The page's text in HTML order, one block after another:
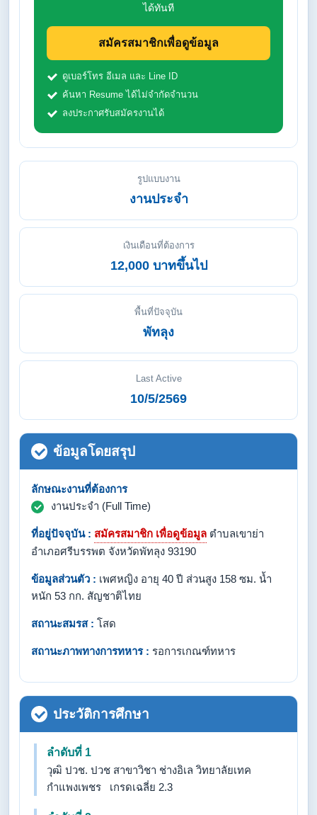
ได้ทันที
สมัครสมาชิกเพื่อดูข้อมูล
ดูเบอร์โทร อีเมล และ Line ID
ค้นหา Resume ได้ไม่จำกัดจำนวน
ลงประกาศรับสมัครงานได้
รูปแบบงาน
งานประจำ
เงินเดือนที่ต้องการ
12,000 บาทขึ้นไป
พื้นที่ปัจจุบัน
พัทลุง
Last Active
10/5/2569
ข้อมูลโดยสรุป
ลักษณะงานที่ต้องการ
งานประจำ (Full Time)
ที่อยู่ปัจจุบัน : สมัครสมาชิก เพื่อดูข้อมูล ตำบลเขาย่า
อำเภอศรีบรรพต จังหวัดพัทลุง 93190
ข้อมูลส่วนตัว : เพศหญิง อายุ 40 ปี ส่วนสูง 158 ซม. น้ำ
หนัก 53 กก. สัญชาติไทย
สถานะสมรส : โสด
สถานะภาพทางการทหาร : รอการเกณฑ์ทหาร
ประวัติการศึกษา
ลำดับที่ 1
วุฒิ ปวช. ปวช สาขาวิชา ช่างอิเล วิทยาลัยเทค
กำแพงเพชร เกรดเฉลี่ย 2.3